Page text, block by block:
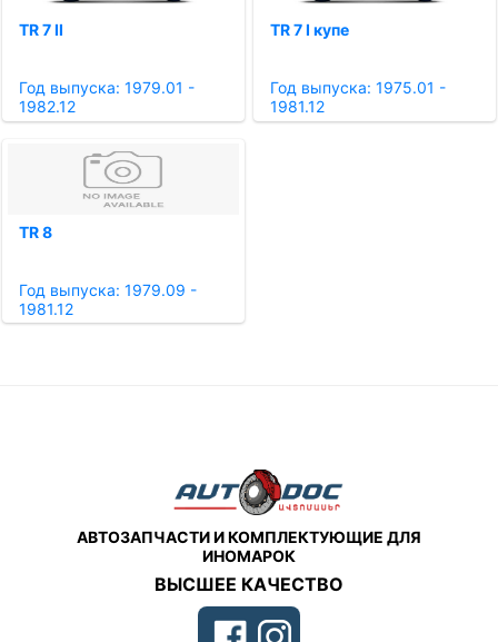
TR 7 II
Год выпуска: 1979.01 -
1982.12
TR 7 I купе
Год выпуска: 1975.01 -
1981.12
TR 8
Год выпуска: 1979.09 -
1981.12
АВТОЗАПЧАСТИ И КОМПЛЕКТУЮЩИЕ ДЛЯ
ИНОМАРОК
ВЫСШЕЕ КАЧЕСТВО